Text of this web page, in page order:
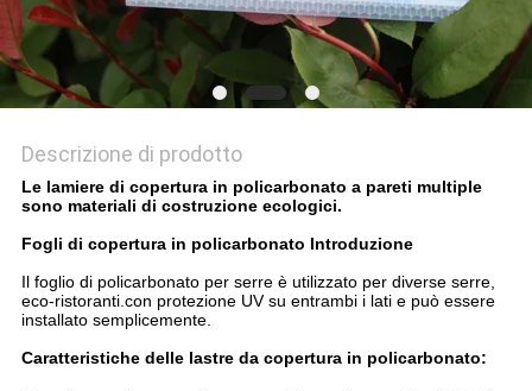
Descrizione di prodotto
Le lamiere di copertura in policarbonato a pareti multiple
sono materiali di costruzione ecologici.
Fogli di copertura in policarbonato Introduzione
Il foglio di policarbonato per serre è utilizzato per diverse serre,
eco-ristoranti.con protezione UV su entrambi i lati e può essere
installato semplicemente.
Caratteristiche delle lastre da copertura in policarbonato: